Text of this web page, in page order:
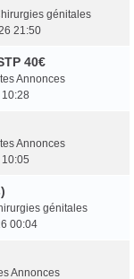
génitales
21:50
40€
Annonces
Annonces
génitales
00:04
Annonces